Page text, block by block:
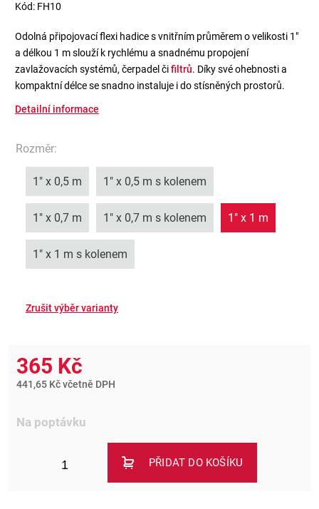
Kód: FH10
Odolná připojovací flexi hadice s vnitřním průměrem o velikosti 1"
a délkou 1 m slouží k rychlému a snadnému propojení
zavlažovacích systémů, čerpadel čifiltrů. Díky své ohebnosti a
kompaktní délce se snadno instaluje i do stísněných prostorů.
Detailní informace
Rozměr:
1" x 0,5 m 1" x 0,5 m s kolenem
1" x 0,7 m 1" x 0,7 m s kolenem 1" x 1 m
1" x 1 m s kolenem
365 Kč
441,65 Kč včetně DPH
Na poptávku
PŘIDAT DO KOŠÍKU